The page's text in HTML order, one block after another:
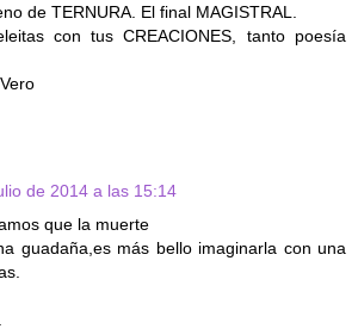
de TERNURA. El final MAGISTRAL.
con tus CREACIONES, tanto poesía
de 2014 a las 15:14
que la muerte
guadaña,es más bello imaginarla con una